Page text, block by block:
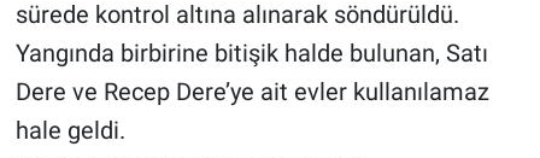
sürede kontrol altına alınarak söndürüldü.
Yangında birbirine bitişik halde bulunan, Satı
Dere ve Recep Dere’ye ait evler kullanılamaz
hale geldi.